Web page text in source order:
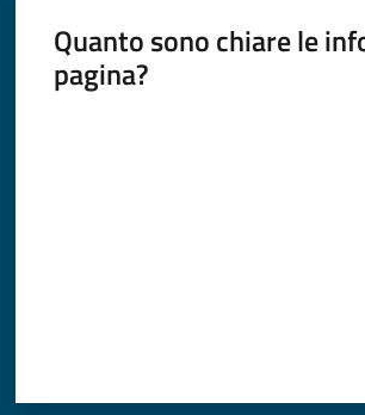
Quanto sono chiare le
pagina?